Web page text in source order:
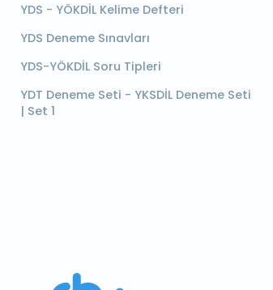
YDS - YÖKDİL Kelime Defteri
YDS Deneme Sınavları
YDS-YÖKDİL Soru Tipleri
YDT Deneme Seti - YKSDİL Deneme Seti
| Set 1